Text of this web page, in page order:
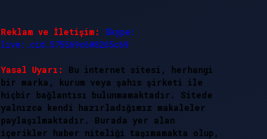
Reklam ve İletişim:
Skype:
live:.cid.575569c608265c69
Yasal Uyarı:
Bu internet sitesi, herhangi
bir marka, kurum veya şahıs şirketi ile
hiçbir bağlantısı bulunmamaktadır. Sitede
yalnızca kendi hazırladığımız makaleler
paylaşılmaktadır. Burada yer alan
içerikler haber niteliği taşımamakta olup,